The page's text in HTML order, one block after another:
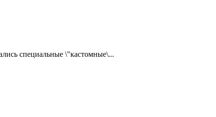
специальные \"кастомные\...